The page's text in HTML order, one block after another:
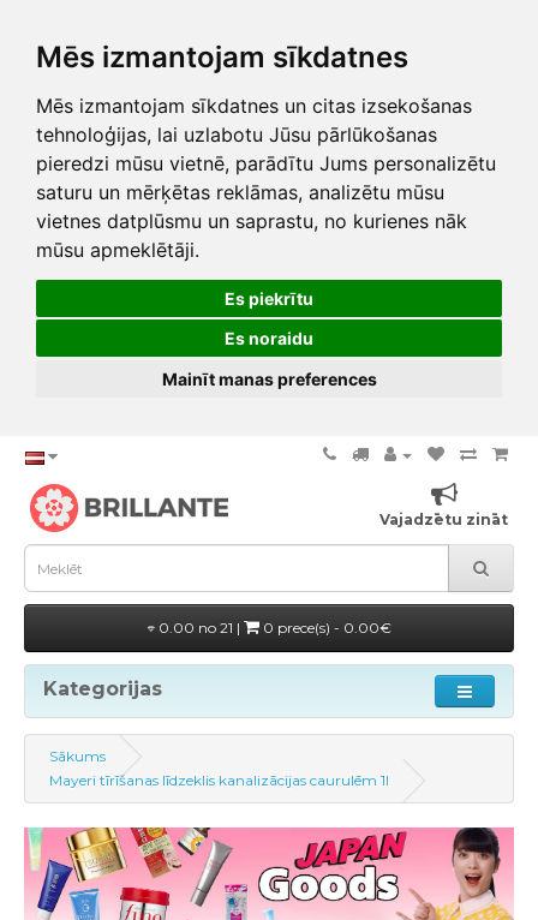
Mēs izmantojam sīkdatnes
Mēs izmantojam sīkdatnes un citas izsekošanas
tehnoloģijas, lai uzlabotu Jūsu pārlūkošanas
pieredzi mūsu vietnē, parādītu Jums personalizētu
saturu un mērķētas reklāmas, analizētu mūsu
vietnes datplūsmu un saprastu, no kurienes nāk
mūsu apmeklētāji.
Es piekrītu
Es noraidu
Mainīt manas preferences
Vajadzētu zināt
0.00 no 21 | 0 prece(s) - 0.00€
Kategorijas
Sākums
Mayeri tīrīšanas līdzeklis kanalizācijas caurulēm 1l